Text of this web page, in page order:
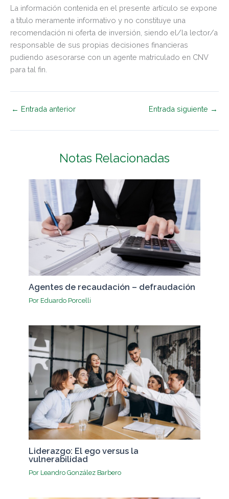
La información contenida en el presente artículo se expone
a título meramente informativo y no constituye una
recomendación ni oferta de inversión, siendo el/la lector/a
responsable de sus propias decisiones financieras
pudiendo asesorarse con un agente matriculado en CNV
para tal fin.
← Entrada anterior Entrada siguiente →
Notas Relacionadas
Agentes de recaudación – defraudación
Por Eduardo Porcelli
Liderazgo: El ego versus la
vulnerabilidad
Por Leandro González Barbero